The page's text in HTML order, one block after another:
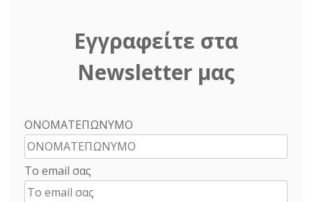
Εγγραφείτε στα
Newsletter μας
ΟΝΟΜΑΤΕΠΩΝΥΜΟ
Το email σας